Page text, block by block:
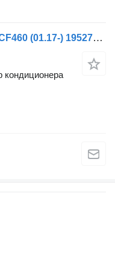
Радиатор кондиционера DAF CF460 (01.17-) 1952715 для тягача DAF CF450, CF460 (2017-)
кондиционера